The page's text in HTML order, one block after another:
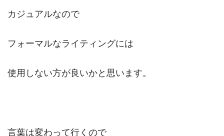
カジュアルなので
フォーマルなライティングには
使用しない方が良いかと思います。
言葉は変わって行くので